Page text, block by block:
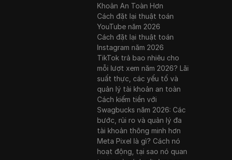
Khoản An Toàn Hơn
Cách đặt lại thuật toán
YouTube năm 2026
Cách đặt lại thuật toán
Instagram năm 2026
TikTok trả bao nhiêu cho
mỗi lượt xem năm 2026? Lãi
suất thực, các yếu tố và
quản lý tài khoản an toàn
Cách kiếm tiền với
Swagbucks năm 2026: Các
bước, rủi ro và quản lý đa
tài khoản thông minh hơn
Meta Pixel là gì? Cách nó
hoạt động, tại sao nó quan